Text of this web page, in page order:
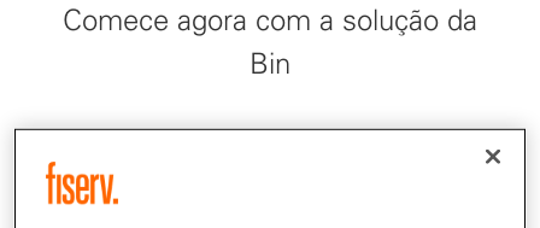
Comece agora com a solução da
Bin